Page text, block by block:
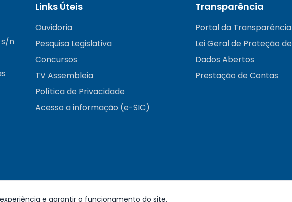
s/n
Links Úteis
Ouvidoria
Pesquisa Legislativa
Concursos
TV Assembleia
Política de Privacidade
Acesso a informação (e-SIC)
Transparência
Portal da Transparência
Lei Geral de Proteção
Dados Abertos
Prestação de Contas
e garantir o funcionamento do site.